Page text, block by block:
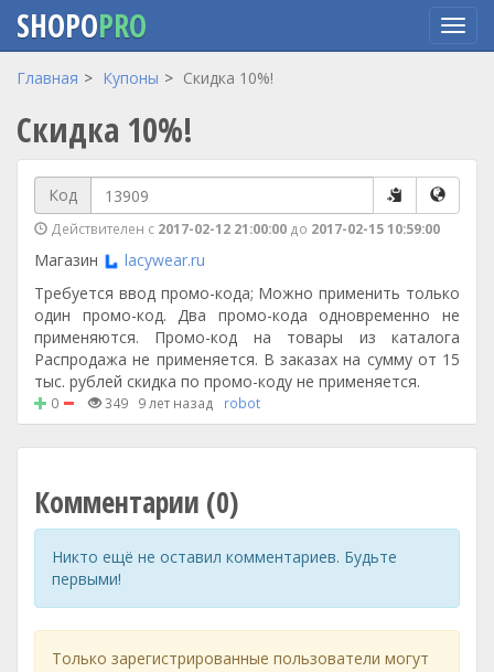
Перейти
основному
содержанию
SHOPOPRO
Главная Купоны Скидка 10%!
Скидка 10%!
Код
Действителен с 2017-02-12 21:00:00 до 2017-02-15 10:59:00
Магазин
lacywear.ru
Требуется ввод промо-кода; Можно применить только
один промо-код. Два промо-кода одновременно не
применяются. Промо-код на товары из каталога
Распродажа не применяется. В заказах на сумму от 15
тыс. рублей скидка по промо-коду не применяется.
0 349 9 лет назад robot
Комментарии (0)
Никто ещё не оставил комментариев. Будьте
первыми!
Только зарегистрированные пользователи могут